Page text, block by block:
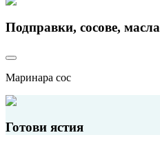
Подправки, сосове, масла
Маринара сос
Готови ястия